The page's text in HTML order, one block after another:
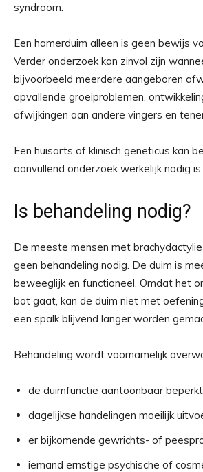
syndroom.
Een hamerduim alleen is geen bewijs
Verder onderzoek kan zinvol zijn
bijvoorbeeld meerdere aangeboren
opvallende groeiproblemen,
afwijkingen aan andere vingers en
Een huisarts of klinisch geneticus kan
aanvullend onderzoek werkelijk nodig is.
Is behandeling nodig?
De meeste mensen met
geen behandeling nodig. De duim is
beweeglijk en functioneel. Omdat het
bot gaat, kan de duim niet met
een spalk blijvend langer worden
Behandeling wordt voornamelijk
de duimfunctie aantoonbaar
dagelijkse handelingen moeilijk
er bijkomende gewrichts- of
iemand ernstige psychische of